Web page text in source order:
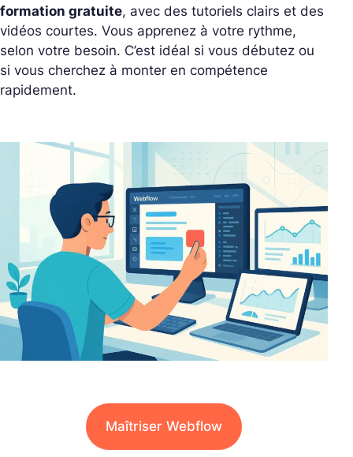
formation gratuite, avec des tutoriels clairs et des
vidéos courtes. Vous apprenez à votre rythme,
selon votre besoin. C’est idéal si vous débutez ou
si vous cherchez à monter en compétence
rapidement.
Maîtriser Webflow